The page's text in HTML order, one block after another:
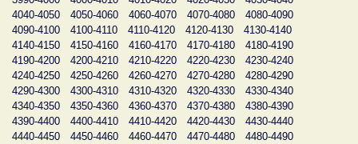
4040-4050
4050-4060 4060-4070 4070-4080
4080-4090
4090-4100
4100-4110 4110-4120 4120-4130
4130-4140
4140-4150
4150-4160 4160-4170 4170-4180
4180-4190
4190-4200
4200-4210 4210-4220 4220-4230
4230-4240
4240-4250
4250-4260 4260-4270 4270-4280
4280-4290
4290-4300
4300-4310 4310-4320 4320-4330
4330-4340
4340-4350
4350-4360 4360-4370 4370-4380
4380-4390
4390-4400
4400-4410 4410-4420 4420-4430
4430-4440
4440-4450
4450-4460 4460-4470 4470-4480
4480-4490